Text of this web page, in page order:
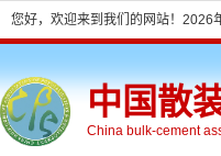
您好，欢迎来到我们的网站！ 2026
中国散
China bulk-cement